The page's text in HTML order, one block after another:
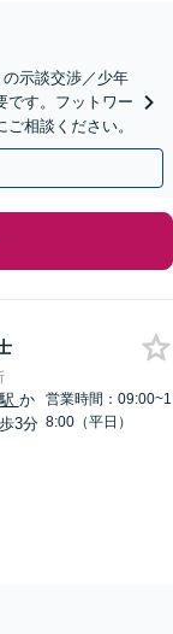
の示談交渉／少年
です。フットワー
相談ください。
か
3分
営業時間：09:00~1
8:00（平日）